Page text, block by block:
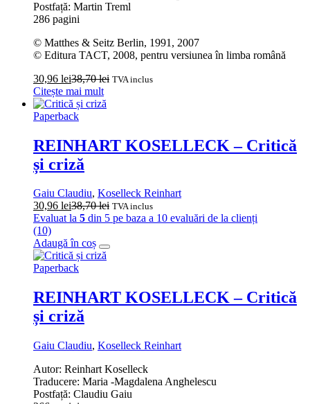
Postfață: Martin Treml
286 pagini
© Matthes & Seitz Berlin, 1991, 2007
© Editura TACT, 2008, pentru versiunea în limba română
30,96 lei38,70lei TVA inclus
Citește mai mult
Paperback
REINHART KOSELLECK – Critică
și criză
Gaiu Claudiu, Koselleck Reinhart
30,96 lei38,70lei TVA inclus
Evaluat la 5 din 5 pe baza a 10 evaluări de la clienți
(10)
Adaugă în coș
Paperback
REINHART KOSELLECK – Critică
și criză
Gaiu Claudiu, Koselleck Reinhart
Autor: Reinhart Koselleck
Traducere: Maria -Magdalena Anghelescu
Postfață: Claudiu Gaiu